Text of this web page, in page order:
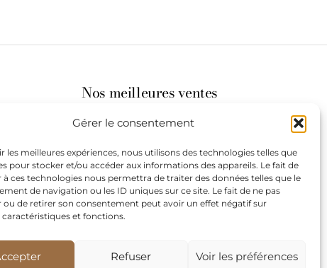
Gérer le consentement
les meilleures expériences, nous utilisons des technologies telles que
pour stocker et/ou accéder aux informations des appareils. Le fait de
à ces technologies nous permettra de traiter des données telles que le
de navigation ou les ID uniques sur ce site. Le fait de ne pas
ou de retirer son consentement peut avoir un effet négatif sur
caractéristiques et fonctions.
Refuser Voir les préférences
est à
les
Nos meilleures ventes